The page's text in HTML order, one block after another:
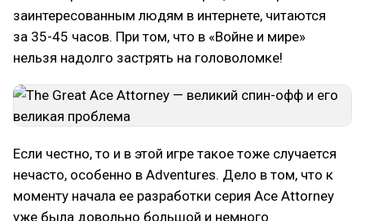
заинтересованным людям в интернете, читаются
за 35-45 часов. При том, что в «Войне и мире»
нельзя надолго застрять на головоломке!
Если честно, то и в этой игре такое тоже случается
нечасто, особенно в Adventures. Дело в том, что к
моменту начала ее разработки серия Ace Attorney
уже была довольно большой и немного